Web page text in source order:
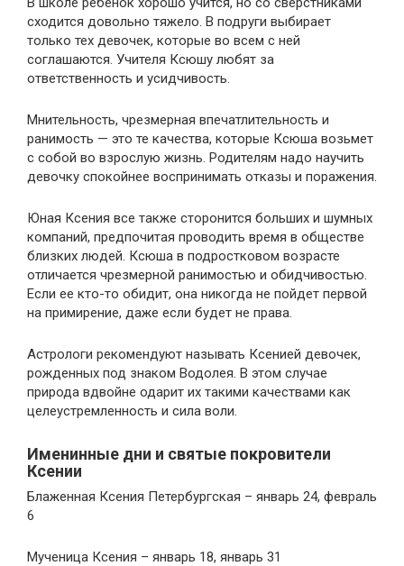
сходится довольно тяжело. В подруги выбирает
только тех девочек, которые во всем с ней
соглашаются. Учителя Ксюшу любят за
ответственность и усидчивость.
Мнительность, чрезмерная впечатлительность и
ранимость — это те качества, которые Ксюша возьмет
с собой во взрослую жизнь. Родителям надо научить
девочку спокойнее воспринимать отказы и поражения.
Юная Ксения все также сторонится больших и шумных
компаний, предпочитая проводить время в обществе
близких людей. Ксюша в подростковом возрасте
отличается чрезмерной ранимостью и обидчивостью.
Если ее кто-то обидит, она никогда не пойдет первой
на примирение, даже если будет не права.
Астрологи рекомендуют называть Ксенией девочек,
рожденных под знаком Водолея. В этом случае
природа вдвойне одарит их такими качествами как
целеустремленность и сила воли.
Именинные дни и святые покровители
Ксении
Блаженная Ксения Петербургская – январь 24, февраль
6
Мученица Ксения – январь 18, январь 31